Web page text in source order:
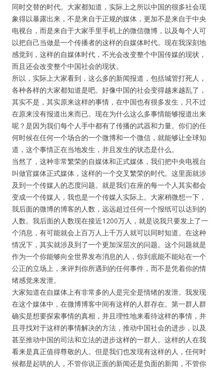
同时交替的时代。大家都知道，实际上之所以中国的很多社会现
象得以暴露出来，不是来自于正规的媒体，更加不是来自于中央
电视台，而是来自于大家手里手机上的微信微博，以及每个人可
以把自己当做是一个传播者的这样的自媒体时代。现在我深刻地
感觉到，这样的自媒体时代，不光会改变整个中国传媒的现状，
而且还会改变整个中国社会的现状。
所以，实际上大家看到，这么多的新闻报道，包括城管打死人，
各种各样的大家都知道是吧。好像中国的社会变得越来越乱了，
其实不是，其实原来这样的事情，在中国也有很多发生，只不过
在原来没有报道出来而已。现在为什么这么多事情能够报道出来
呢？是因为我们每个人手中都有了传播的武器和力量。你们的任
何时候在任何一个场合的一个微博和一个微信，就能够让全球知
道，这个事情正在当地发生，并且发生的状态是什么。
当然了，这种非常繁荣的自媒体和正式媒体，我们把中央电视台
叫做官媒体正式媒体，这样的一个交叉繁荣的时代。这里面就涉
及到一个传媒人的态度问题。就是我们在座的每一个人其实都会
变成一个传媒人，我也是一个传媒人实际上。大家稍微想一下，
我后面的微博的博客的人数，远远超过任何一个报纸可以达到的
人数。我后面的人数现在接近1200万人，就是说我只要发上了一
个消息，有可能就会上百万人上千万人就可以同时知道。在这种
情况下，其实就涉及到了一个更加深层次的问题。这个问题就是
作为一个你能够向全世界发布消息的人，你到底能不能站在一个
公正的立场上，来评判你所遇到的任何事件，而不是凭着你的情
绪感觉来发泄。
大家知道在自媒体上有非常多的人是完全是情绪的发泄。我发现
在这个媒体中，在微博博客中间有这样的人群存在。第一群人群
确实是想要探索事情的真相，并且理性地来看待这样的事情，并
且寻找对于这样的事情解决的方法，推动中国社会的进步，以及
甚至推动中国的司法和立法的进步这样的一群人。这样的人在我
看来是真正值得尊敬的人。但是我们也发现有这样的人，任何时
候都是起哄的人，不管你说正面的新闻还是负面的新闻，不管你